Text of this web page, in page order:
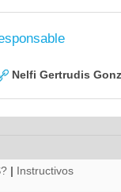
Nelfi Gertrudis
| Instructivos